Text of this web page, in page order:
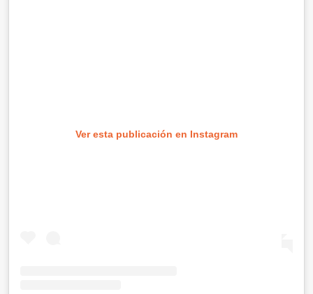
Ver esta publicación en Instagram